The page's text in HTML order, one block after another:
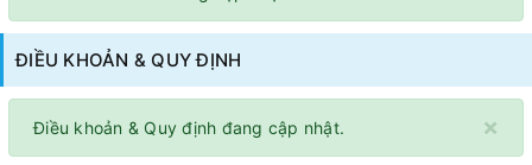
ĐIỀU KHOẢN & QUY ĐỊNH
×
Điều khoản & Quy định đang cập nhật.